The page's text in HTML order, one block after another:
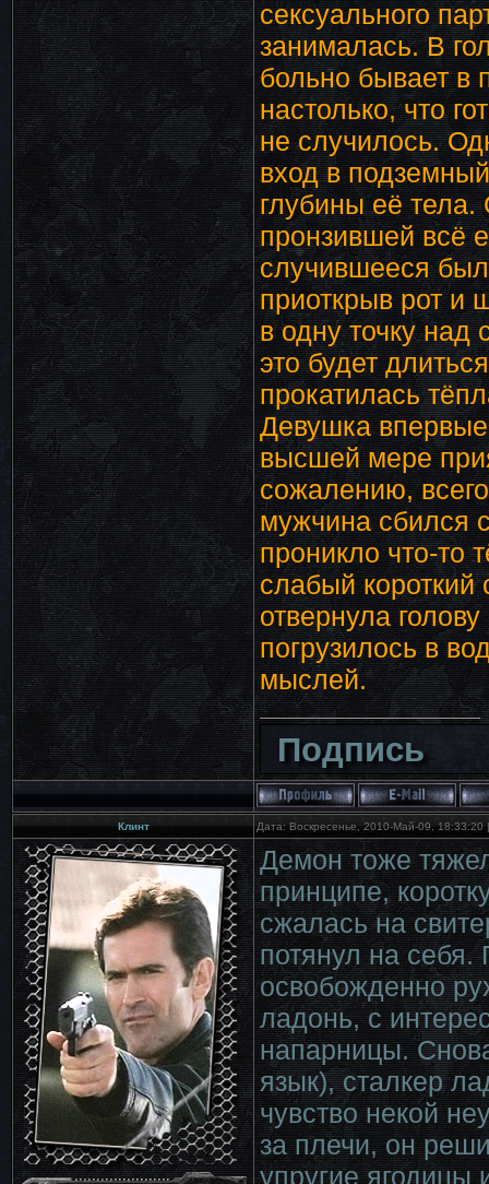
сексуального
занималась. В
больно бывает в
настолько, что
не случилось.
вход в
глубины её тела.
пронзившей всё
случившееся
приоткрыв рот и
в одну точку
это будет
прокатилась
Девушка
высшей мере
сожалению,
мужчина сбился
проникло что-то
слабый короткий
отвернула
погрузилось в
мыслей.
Подпись
Клинт Дата: Воскресенье, 2010-Май-09,
Демон тоже
принципе,
сжалась на
потянул на
освобожденно
ладонь, с
напарницы.
язык), сталкер
чувство некой
за плечи, он
упругие ягодицы